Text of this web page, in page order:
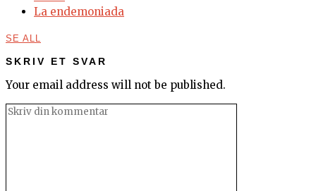
La endemoniada
SE ALL
SKRIV ET SVAR
Your email address will not be published.